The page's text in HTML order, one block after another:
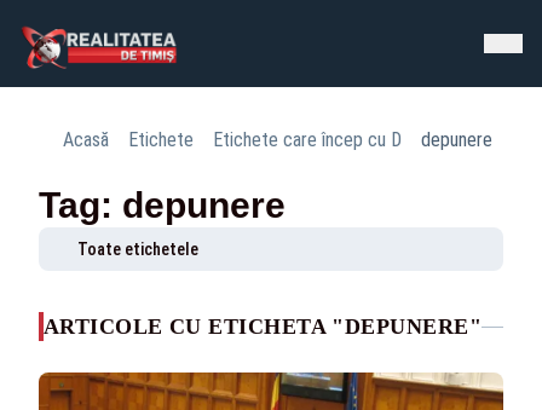
Acasă Etichete Etichete care încep cu D depunere
Tag: depunere
Toate etichetele
ARTICOLE CU ETICHETA "DEPUNERE"